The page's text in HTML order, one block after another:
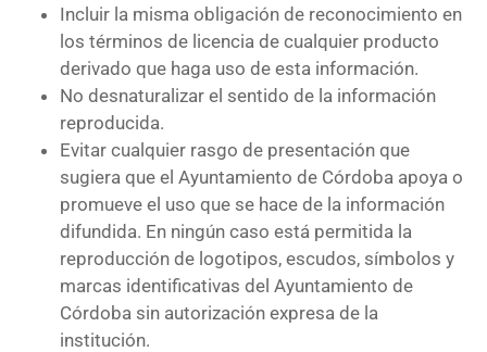
Incluir la misma obligación de reconocimiento en
los términos de licencia de cualquier producto
derivado que haga uso de esta información.
No desnaturalizar el sentido de la información
reproducida.
Evitar cualquier rasgo de presentación que
sugiera que el Ayuntamiento de Córdoba apoya o
promueve el uso que se hace de la información
difundida. En ningún caso está permitida la
reproducción de logotipos, escudos, símbolos y
marcas identificativas del Ayuntamiento de
Córdoba sin autorización expresa de la
institución.